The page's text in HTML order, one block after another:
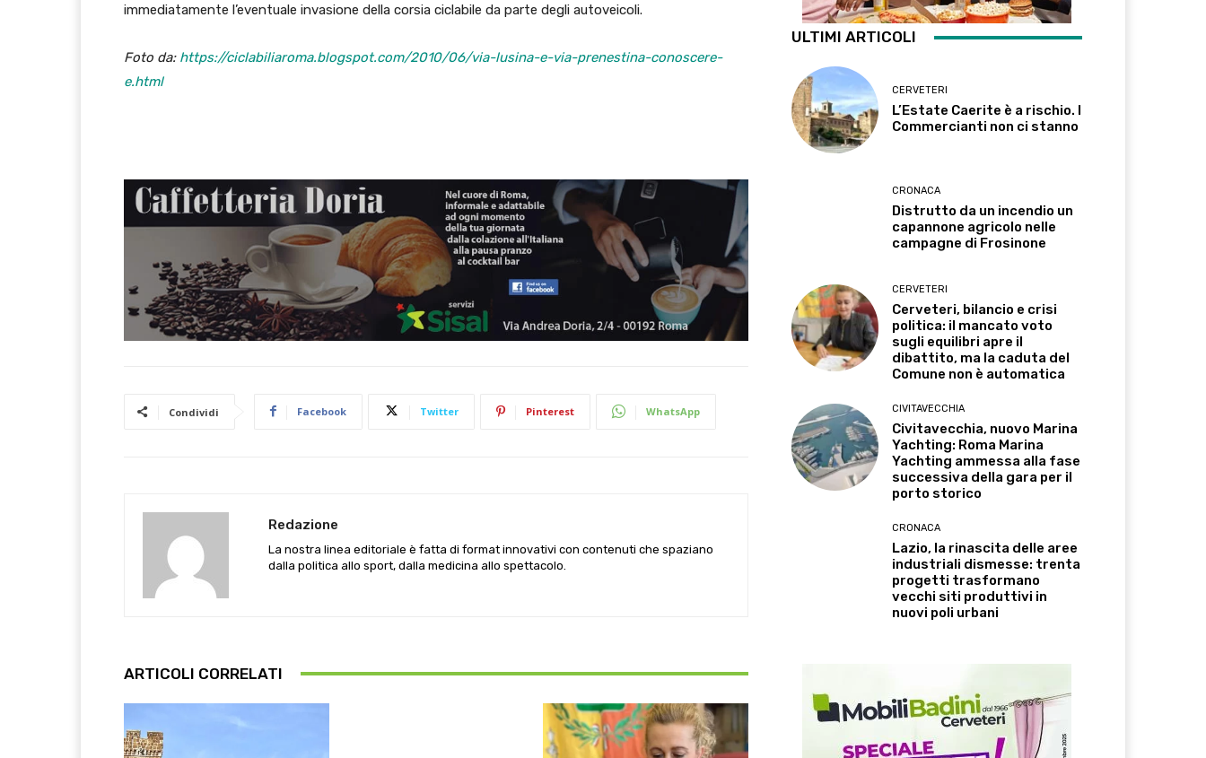
immediatamente l’eventuale invasione della corsia ciclabile da parte degli autoveicoli.
Foto da: https://ciclabiliaroma.blogspot.com/2010/06/via-lusina-e-via-prenestina-conoscere-
e.html
Condividi Facebook Twitter Pinterest WhatsApp
Redazione
La nostra linea editoriale è fatta di format innovativi con contenuti che spaziano
dalla politica allo sport, dalla medicina allo spettacolo.
ARTICOLI CORRELATI
ULTIMI ARTICOLI
CERVETERI
L’Estate Caerite è a rischio. I
Commercianti non ci stanno
CRONACA
Distrutto da un incendio un
capannone agricolo nelle
campagne di Frosinone
CERVETERI
Cerveteri, bilancio e crisi
politica: il mancato voto
sugli equilibri apre il
dibattito, ma la caduta del
Comune non è automatica
CIVITAVECCHIA
Civitavecchia, nuovo Marina
Yachting: Roma Marina
Yachting ammessa alla fase
successiva della gara per il
porto storico
CRONACA
Lazio, la rinascita delle aree
industriali dismesse: trenta
progetti trasformano
vecchi siti produttivi in
nuovi poli urbani